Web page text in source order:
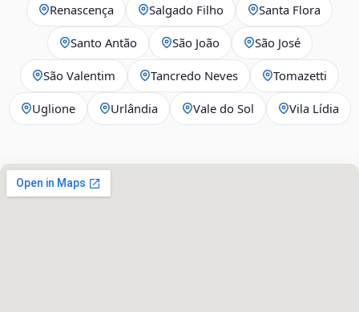
Renascença Salgado Filho Santa Flora
Santo Antão São João São José
São Valentim Tancredo Neves Tomazetti
Uglione Urlândia Vale do Sol Vila Lídia